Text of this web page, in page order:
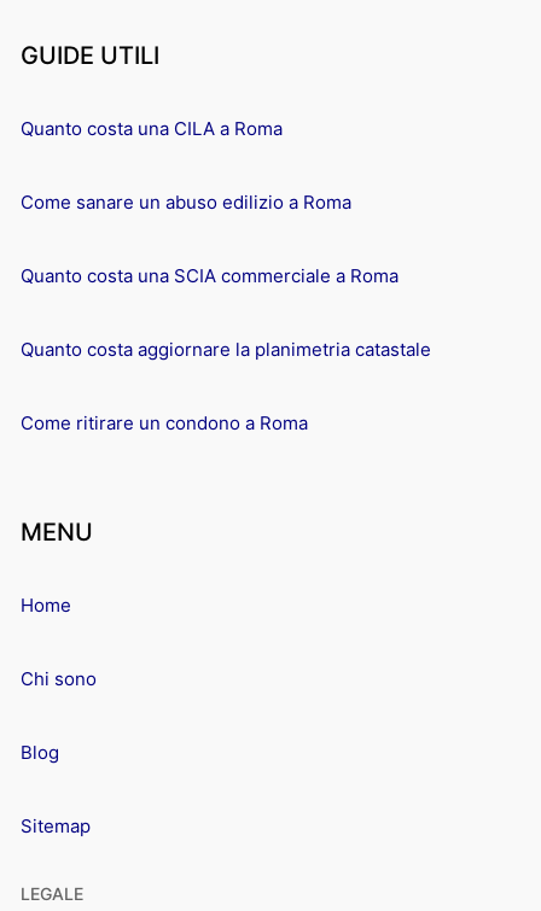
GUIDE UTILI
Quanto costa una CILA a Roma
Come sanare un abuso edilizio a Roma
Quanto costa una SCIA commerciale a Roma
Quanto costa aggiornare la planimetria catastale
Come ritirare un condono a Roma
MENU
Home
Chi sono
Blog
Sitemap
LEGALE